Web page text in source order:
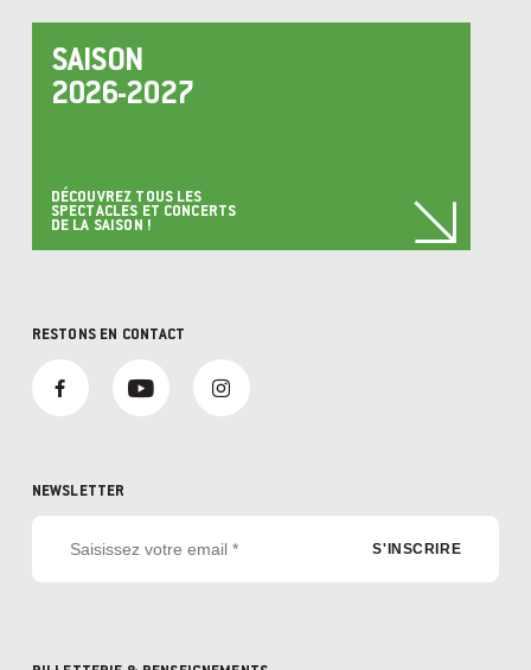
SAISON
2026-2027
DÉCOUVREZ TOUS LES
SPECTACLES ET CONCERTS
DE LA SAISON !
RESTONS EN CONTACT
NEWSLETTER